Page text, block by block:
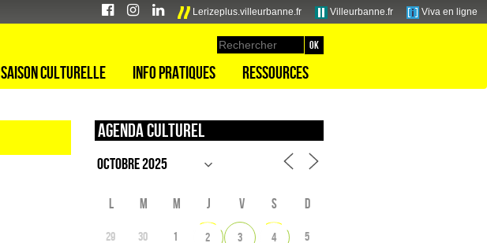
Lerizeplus.villeurbanne.fr Villeurbanne.fr Viva en ligne
Saison culturelle Info pratiques Ressources
Agenda culturel
L M M J V S D
29 30 1 2 3 4 5